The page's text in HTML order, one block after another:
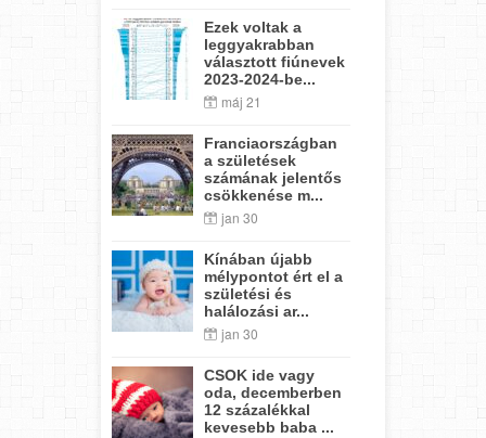
Ezek voltak a
leggyakrabban
választott fiúnevek
2023-2024-be...
máj 21
Franciaországban
a születések
számának jelentős
csökkenése m...
jan 30
Kínában újabb
mélypontot ért el a
születési és
halálozási ar...
jan 30
CSOK ide vagy
oda, decemberben
12 százalékkal
kevesebb baba ...